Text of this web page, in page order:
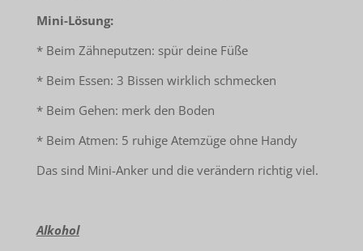
Mini-Lösung:
* Beim Zähneputzen: spür deine Füße
* Beim Essen: 3 Bissen wirklich schmecken
* Beim Gehen: merk den Boden
* Beim Atmen: 5 ruhige Atemzüge ohne Handy
Das sind Mini-Anker und die verändern richtig viel.
Alkohol